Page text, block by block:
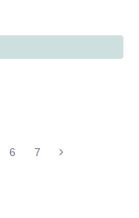
6 7